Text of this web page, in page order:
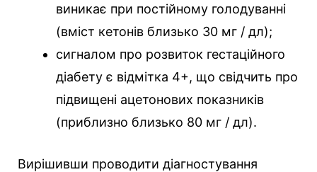
виникає при постійному голодуванні
(вміст кетонів близько 30 мг / дл);
сигналом про розвиток гестаційного
діабету є відмітка 4+, що свідчить про
підвищені ацетонових показників
(приблизно близько 80 мг / дл).
Вирішивши проводити діагностування